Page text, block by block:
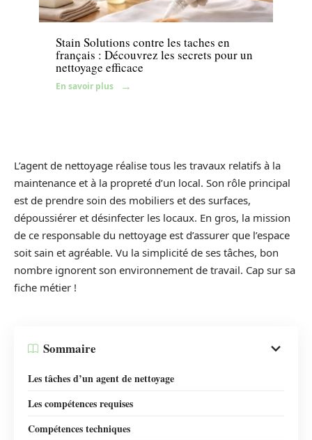
News
Stain Solutions contre les taches en
français : Découvrez les secrets pour un
nettoyage efficace
En savoir plus
L’agent de nettoyage réalise tous les travaux relatifs à la
maintenance et à la propreté d’un local. Son rôle principal
est de prendre soin des mobiliers et des surfaces,
dépoussiérer et désinfecter les locaux. En gros, la mission
de ce responsable du nettoyage est d’assurer que l’espace
soit sain et agréable. Vu la simplicité de ses tâches, bon
nombre ignorent son environnement de travail. Cap sur sa
fiche métier !
Sommaire
Les tâches d’un agent de nettoyage
Les compétences requises
Compétences techniques